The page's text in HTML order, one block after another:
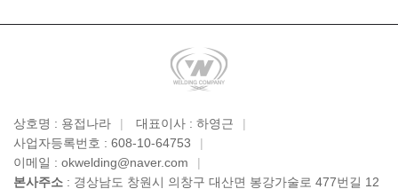
상호명 : 용접나라 | 대표이사 : 하영근
|
사업자등록번호 : 608-10-64753
|
이메일 : okwelding@naver.com
|
본사주소 : 경상남도 창원시 의창구 대산면 봉강가술로 477번길 12